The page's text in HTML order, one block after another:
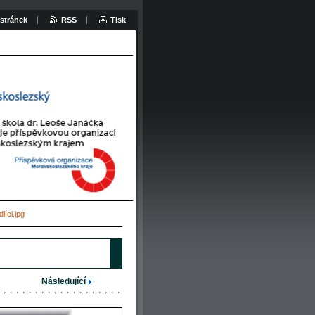
Následující
RSS Tisk